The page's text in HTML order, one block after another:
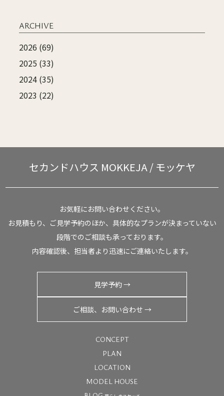
ARCHIVE
2026 (69)
2025 (33)
2024 (35)
2023 (22)
セカンドハウス MOKKEJA / モッケヤ
お気軽にお問い合わせください。
お見積もり、ご見学予約のほか、具体的なプランが決まっていない
段階でのご相談も承っております。
内容確認後、担当者より迅速にご連絡いたします。
見学予約 →
ご相談、お問い合わせ →
CONCEPT
PLAN
LOCATION
MODEL HOUSE